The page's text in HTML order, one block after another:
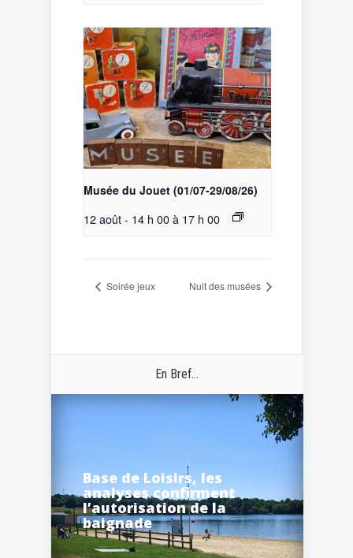
Musée du Jouet (01/07-29/08/26)
12 août - 14 h 00à 17 h 00
Soirée jeux Nuit des musées
En Bref...
Base de Loisirs, les
analyses confirment
l’autorisation de la
baignade